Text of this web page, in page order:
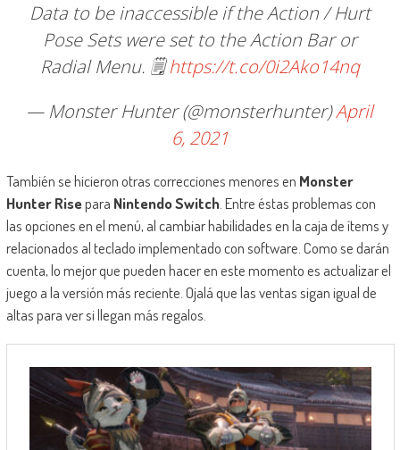
Data to be inaccessible if the Action / Hurt
Pose Sets were set to the Action Bar or
Radial Menu. 🗒️https://t.co/0i2Ako14nq
— Monster Hunter (@monsterhunter)April
6, 2021
También se hicieron otras correcciones menores en Monster
Hunter Risepara Nintendo Switch. Entre éstas problemas con
las opciones en el menú, al cambiar habilidades en la caja de ítems y
relacionados al teclado implementado con software. Como se darán
cuenta, lo mejor que pueden hacer en este momento es actualizar el
juego a la versión más reciente. Ojalá que las ventas sigan igual de
altas para ver si llegan más regalos.